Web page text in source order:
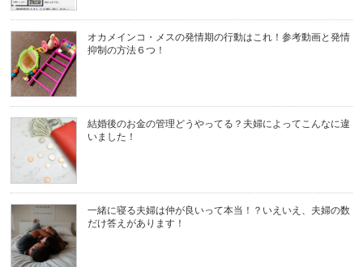
オカメインコ・メスの発情期の行動はこれ！参考動画と発情
抑制の方法６つ！
結婚後のお金の管理どうやってる？夫婦によってこんなに違
いました！
一緒に寝る夫婦は仲が良いって本当！？いえいえ、夫婦の数
だけ答えがあります！